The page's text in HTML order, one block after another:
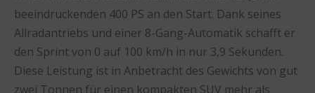
beeindruckenden 400 PS an den Start. Dank seines
Allradantriebs und einer 8-Gang-Automatik schafft er
den Sprint von 0 auf 100 km/h in nur 3,9 Sekunden.
Diese Leistung ist in Anbetracht des Gewichts von gut
zwei Tonnen für einen kompakten SUV mehr als